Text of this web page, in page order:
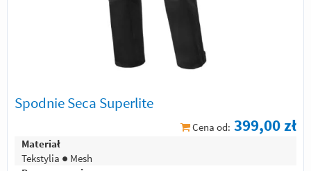
Spodnie Seca Superlite
Cena od: 399,00 zł
Materiał
Tekstylia ● Mesh